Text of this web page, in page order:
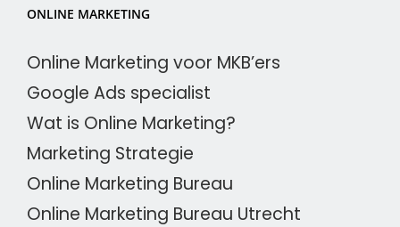
ONLINE MARKETING
Online Marketing voor MKB’ers
Google Ads specialist
Wat is Online Marketing?
Marketing Strategie
Online Marketing Bureau
Online Marketing Bureau Utrecht